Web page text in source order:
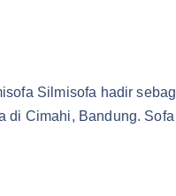
Silmisofa hadir
di Cimahi, Bandung.